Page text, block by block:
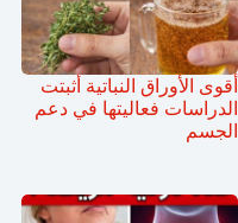
أقوى الأوراق النباتية أثبتت
الدراسات فعاليتها في دعم
الجسم